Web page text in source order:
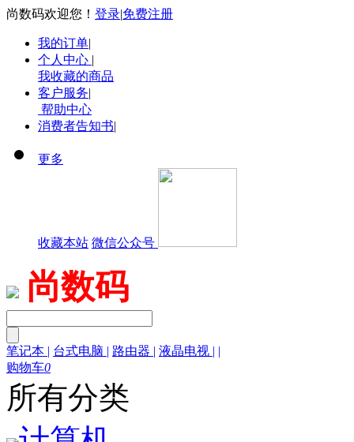
尚数码欢迎您！ 登录|免费注册
我的订单|
个人中心 |
我收藏的商品
客户服务|
帮助中心
消费者告知书|
更多
收藏本站 微信公众号
尚数码
笔记本 | 台式电脑 | 路由器 | 液晶电视 | |
购物车0
所有分类